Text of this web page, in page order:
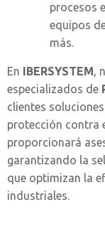
procesos
equipos
más.
En IBERSYSTEM,
especializados de
clientes
protección contra
proporcionará
garantizando la
que optimizan la
industriales.